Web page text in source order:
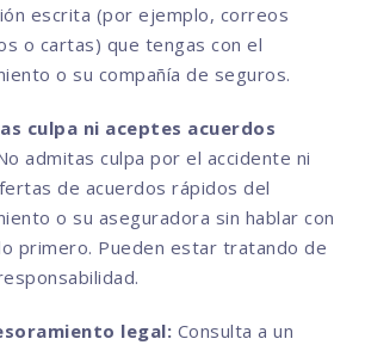
escrita (por ejemplo, correos
o cartas) que tengas con el
o su compañía de seguros.
culpa ni aceptes acuerdos
admitas culpa por el accidente ni
de acuerdos rápidos del
o su aseguradora sin hablar con
primero. Pueden estar tratando de
legal: Consulta a un